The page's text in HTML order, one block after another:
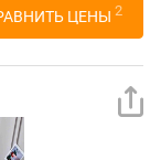
ЦЕНЫ 2